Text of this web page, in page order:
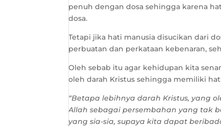
penuh dengan dosa sehingga karena
dosa.
Tetapi jika hati manusia disucikan dari
perbuatan dan perkataan kebenaran,
Oleh sebab itu agar kehidupan kita
oleh darah Kristus sehingga memiliki
“Betapa lebihnya darah Kristus, yang
Allah sebagai persembahan yang tak
yang sia-sia, supaya kita dapat